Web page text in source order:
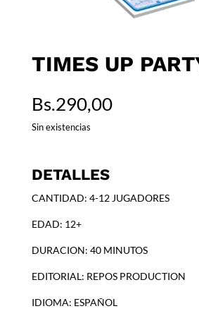
TIMES UP
Bs.290,00
Sin existencias
DETALLES
CANTIDAD: 4-12 JUGADORES
EDAD: 12+
DURACION: 40 MINUTOS
EDITORIAL: REPOS PRODUCTION
IDIOMA: ESPAÑOL